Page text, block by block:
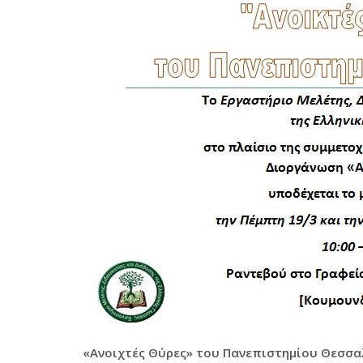
«Ανοιχτές Θύρες» του Πανεπιστημίου